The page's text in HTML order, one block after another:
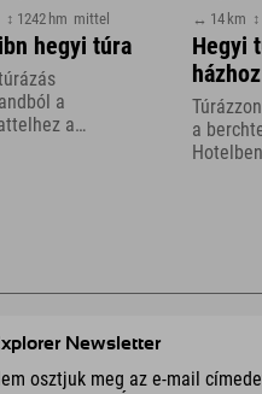
↕ 1242 hm mittel
hegyi túra
a
a
↔ 14 km
Hegyi
házhoz
a
Newsletter
osztjuk meg az e-mail